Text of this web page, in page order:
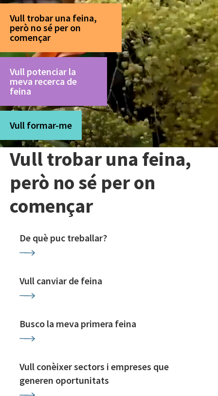
Vull trobar una feina,
però no sé per on
començar
Vull potenciar la
meva recerca de
feina
Vull formar-me
Vull trobar una feina,
però no sé per on
començar
De què puc treballar?
Vull canviar de feina
Busco la meva primera feina
Vull conèixer sectors i empreses que
generen oportunitats